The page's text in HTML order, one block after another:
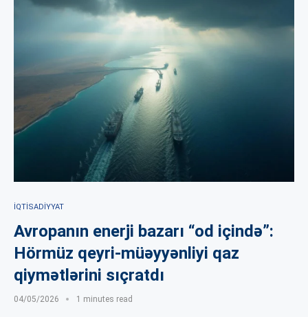
İQTISADIYYAT
Avropanın enerji bazarı “od içində”:
Hörmüz qeyri-müəyyənliyi qaz
qiymətlərini sıçratdı
04/05/2026 1 minutes read